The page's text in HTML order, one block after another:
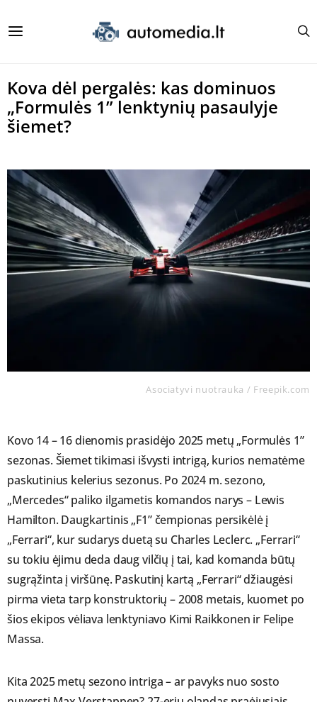
Kova dėl pergalės: kas dominuos
„Formulės 1” lenktynių pasaulyje
šiemet?
Asociatyvi nuotrauka / Freepik.com
Kovo 14 – 16 dienomis prasidėjo 2025 metų „Formulės 1”
sezonas. Šiemet tikimasi išvysti intrigą, kurios nematėme
paskutinius kelerius sezonus. Po 2024 m. sezono,
„Mercedes“ paliko ilgametis komandos narys – Lewis
Hamilton. Daugkartinis „F1” čempionas persikėlė į
„Ferrari“, kur sudarys duetą su Charles Leclerc. „Ferrari“
su tokiu ėjimu deda daug vilčių į tai, kad komanda būtų
sugrąžinta į viršūnę. Paskutinį kartą „Ferrari“ džiaugėsi
pirma vieta tarp konstruktorių – 2008 metais, kuomet po
šios ekipos vėliava lenktyniavo Kimi Raikkonen ir Felipe
Massa.
Kita 2025 metų sezono intriga – ar pavyks nuo sosto